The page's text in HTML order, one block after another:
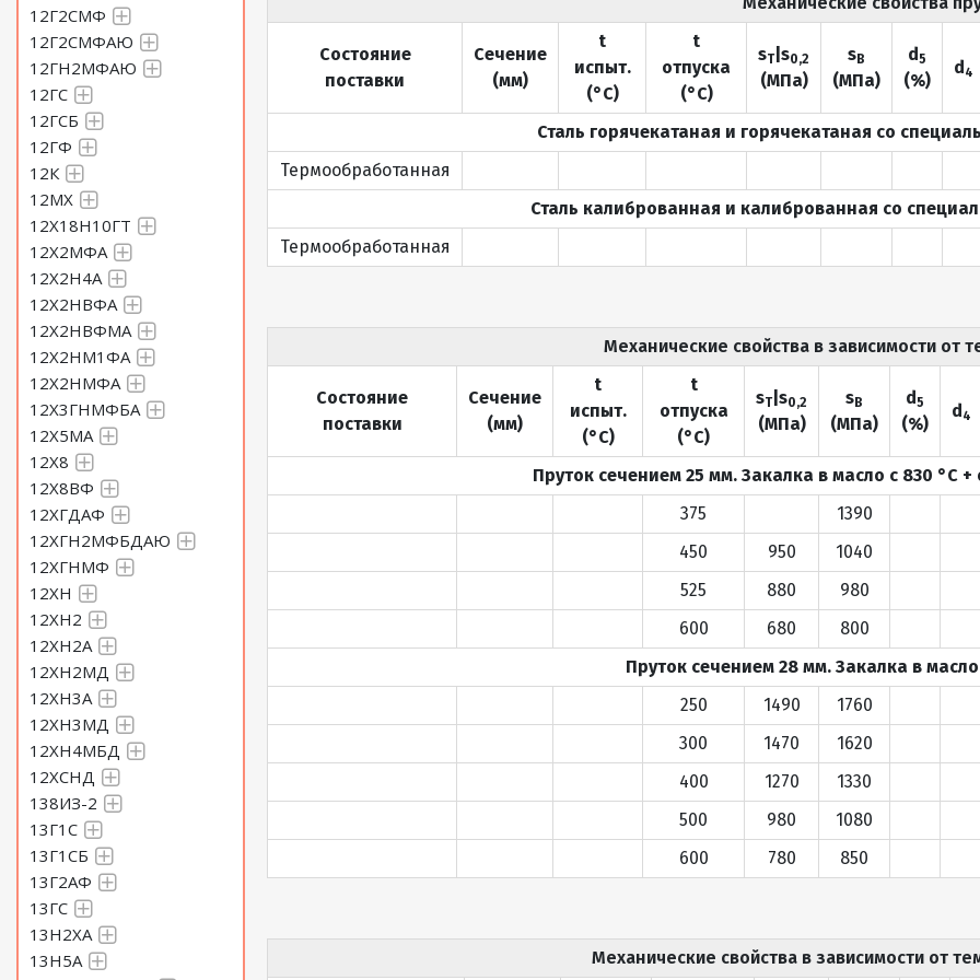
12Г2СМФ
12Г2СМФАЮ
12ГН2МФАЮ
12ГС
12ГСБ
12ГФ
12К
12МХ
12Х18Н10ГТ
12Х2МФА
12Х2Н4А
12Х2НВФА
12Х2НВФМА
12Х2НМ1ФА
12Х2НМФА
12Х3ГНМФБА
12Х5МА
12Х8
12Х8ВФ
12ХГДАФ
12ХГН2МФБДАЮ
12ХГНМФ
12ХН
12ХН2
12ХН2А
12ХН2МД
12ХН3А
12ХН3МД
12ХН4МБД
12ХСНД
138ИЗ-2
13Г1С
13Г1СБ
13Г2АФ
13ГС
13Н2ХА
13Н5А
Состояние
поставки
Сечение
(мм)
t
испыт.
(°C)
t
отпуска
(°C)
sТ|s0,2
(МПа)
s B
(МПа)
d5
(%)
d4
Сталь горячекатаная и горячекатаная со
Термообработанная
Сталь калиброванная и калиброванная со
Термообработанная
Механические свойства в зависимости от
Состояние
поставки
Сечение
(мм)
t
испыт.
(°C)
t
отпуска
(°C)
sТ|s0,2
(МПа)
s B
(МПа)
d5
(%)
d4
Пруток сечением 25 мм. Закалка в масло с 830 °С
375
1390
450
950
1040
525
880
980
600
680
800
Пруток сечением 28 мм. Закалка в масло
250
1490
1760
300
1470
1620
400
1270
1330
500
980
1080
600
780 850
Механические свойства в зависимости от